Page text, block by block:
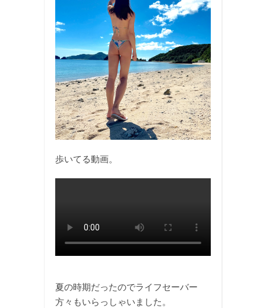
歩いてる動画。
夏の時期だったのでライフセーバー
方々もいらっしゃいました。